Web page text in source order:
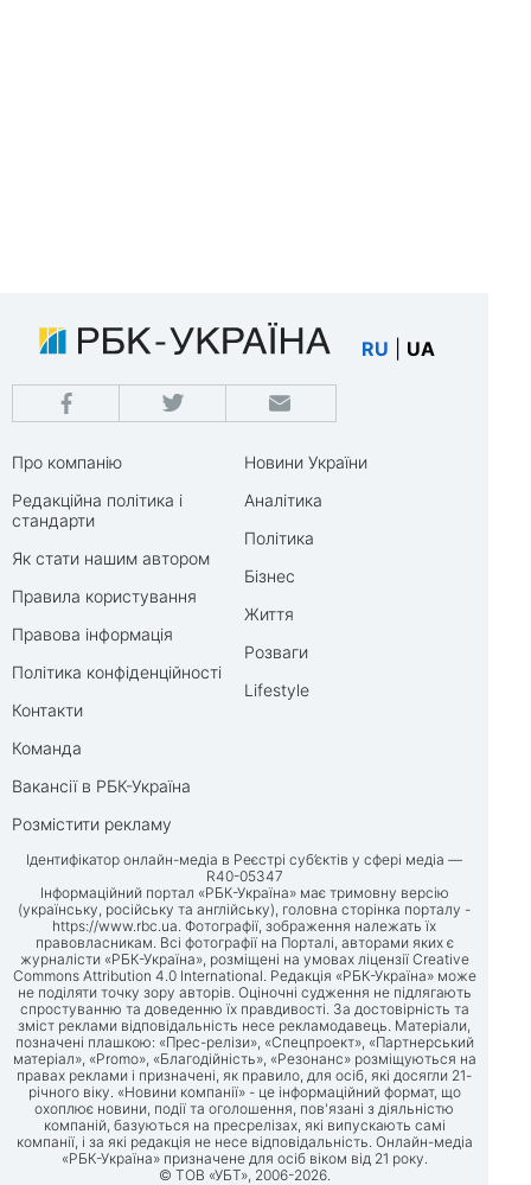
RU UA
Про компанію
Редакційна політика і
стандарти
Як стати нашим автором
Правила користування
Правова інформація
Політика конфіденційності
Контакти
Команда
Вакансії в РБК-Україна
Розмістити рекламу
Новини України
Аналітика
Політика
Бізнес
Життя
Розваги
Lifestyle
Ідентифікатор онлайн-медіа в Реєстрі суб’єктів у сфері медіа —
R40-05347
Інформаційний портал «РБК-Україна» має тримовну версію
(українську, російську та англійську), головна сторінка порталу -
https://www.rbc.ua. Фотографії, зображення належать їх
правовласникам. Всі фотографії на Порталі, авторами яких є
журналісти «РБК-Україна», розміщені на умовах ліцензії Creative
Commons Attribution 4.0 International. Редакція «РБК-Україна» може
не поділяти точку зору авторів. Оціночні судження не підлягають
спростуванню та доведенню їх правдивості. За достовірність та
зміст реклами відповідальність несе рекламодавець. Матеріали,
позначені плашкою: «Прес-релізи», «Спецпроект», «Партнерський
матеріал», «Promo», «Благодійність», «Резонанс» розміщуються на
правах реклами і призначені, як правило, для осіб, які досягли 21-
річного віку. «Новини компанії» - це інформаційний формат, що
охоплює новини, події та оголошення, пов'язані з діяльністю
компаній, базуються на пресрелізах, які випускають самі
компанії, і за які редакція не несе відповідальність. Онлайн-медіа
«РБК-Україна» призначене для осіб віком від 21 року.
© ТОВ «УБТ», 2006-2026.